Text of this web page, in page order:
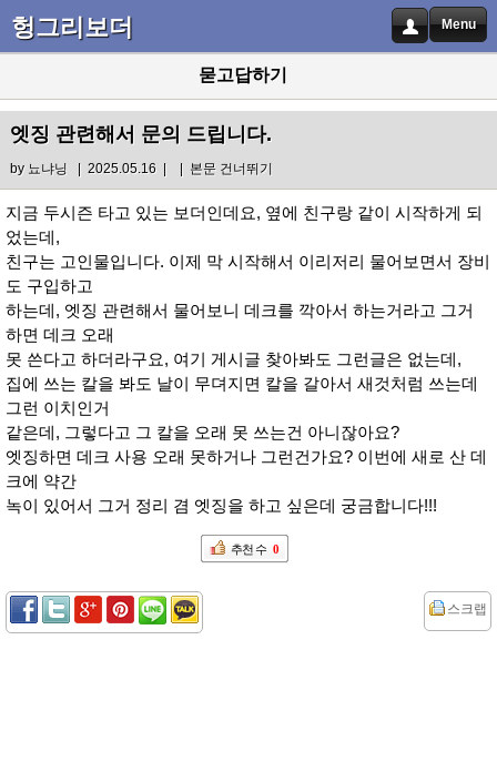
헝그리보더 Menu
묻고답하기
엣징 관련해서 문의 드립니다.
by 뇨냐닝 | 2025.05.16 | | 본문 건너뛰기
지금 두시즌 타고 있는 보더인데요, 옆에 친구랑 같이 시작하게 되
었는데,
친구는 고인물입니다. 이제 막 시작해서 이리저리 물어보면서 장비
도 구입하고
하는데, 엣징 관련해서 물어보니 데크를 깍아서 하는거라고 그거
하면 데크 오래
못 쓴다고 하더라구요, 여기 게시글 찾아봐도 그런글은 없는데,
집에 쓰는 칼을 봐도 날이 무뎌지면 칼을 갈아서 새것처럼 쓰는데
그런 이치인거
같은데, 그렇다고 그 칼을 오래 못 쓰는건 아니잖아요?
엣징하면 데크 사용 오래 못하거나 그런건가요? 이번에 새로 산 데
크에 약간
녹이 있어서 그거 정리 겸 엣징을 하고 싶은데 궁금합니다!!!
추천 수 0
스크랩